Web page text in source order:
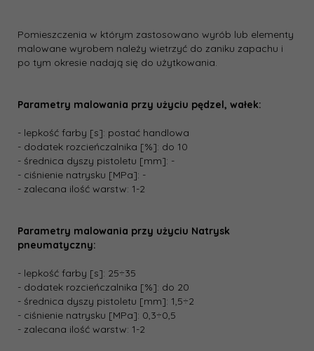
Pomieszczenia w którym zastosowano wyrób lub elementy
malowane wyrobem należy wietrzyć do zaniku zapachu i
po tym okresie nadają się do użytkowania.
Parametry malowania przy użyciu pędzel, wałek:
- lepkość farby [s]: postać handlowa
- dodatek rozcieńczalnika [%]: do 10
- średnica dyszy pistoletu [mm]: -
- ciśnienie natrysku [MPa]: -
- zalecana ilość warstw: 1-2
Parametry malowania przy użyciu Natrysk
pneumatyczny:
- lepkość farby [s]: 25÷35
- dodatek rozcieńczalnika [%]: do 20
- średnica dyszy pistoletu [mm]: 1,5÷2
- ciśnienie natrysku [MPa]: 0,3÷0,5
- zalecana ilość warstw: 1-2